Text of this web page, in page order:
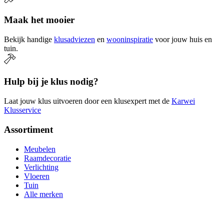
Maak het mooier
Bekijk handige klusadviezen en wooninspiratie voor jouw huis en
tuin.
Hulp bij je klus nodig?
Laat jouw klus uitvoeren door een klusexpert met de Karwei
Klusservice
Assortiment
Meubelen
Raamdecoratie
Verlichting
Vloeren
Tuin
Alle merken